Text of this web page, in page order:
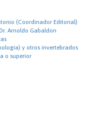
(Coordinador Editorial)
Arnoldo Gabaldon
y otros invertebrados
o superior